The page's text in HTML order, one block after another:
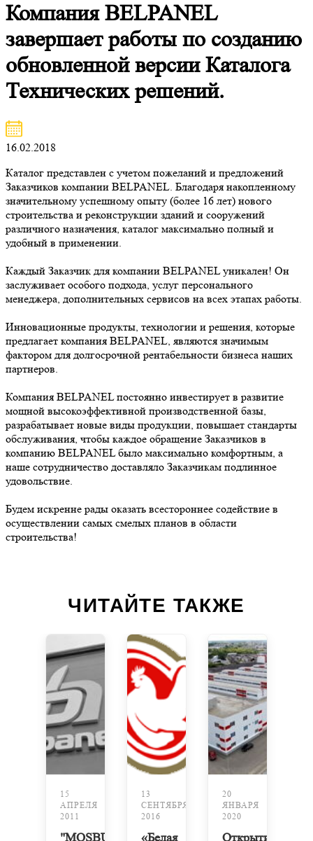
Компания BELPANEL
завершает работы по созданию
обновленной версии Каталога
Технических решений.
16.02.2018
Каталог представлен с учетом пожеланий и предложений
Заказчиков компании BELPANEL. Благодаря накопленному
значительному успешному опыту (более 16 лет) нового
строительства и реконструкции зданий и сооружений
различного назначения, каталог максимально полный и
удобный в применении.
Каждый Заказчик для компании BELPANEL уникален! Он
заслуживает особого подхода, услуг персонального
менеджера, дополнительных сервисов на всех этапах работы.
Инновационные продукты, технологии и решения, которые
предлагает компания BELPANEL, являются значимым
фактором для долгосрочной рентабельности бизнеса наших
партнеров.
Компания BELPANEL постоянно инвестирует в развитие
мощной высокоэффективной производственной базы,
разрабатывает новые виды продукции, повышает стандарты
обслуживания, чтобы каждое обращение Заказчиков в
компанию BELPANEL было максимально комфортным, а
наше сотрудничество доставляло Заказчикам подлинное
удовольствие.
Будем искренне рады оказать всестороннее содействие в
осуществлении самых смелых планов в области
строительства!
ЧИТАЙТЕ ТАКЖЕ
15
АПРЕЛЯ
2011
"MOSBUILD
13
СЕНТЯБРЯ
2016
«Белая
20
ЯНВАРЯ
2020
Открытие